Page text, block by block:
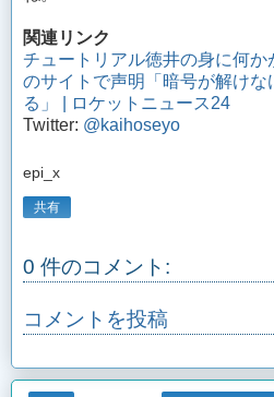
関連リンク
チュートリアル徳井の身に何
のサイトで声明「暗号が解け
る」 | ロケットニュース24
Twitter: @kaihoseyo
epi_x
共有
0 件のコメント:
コメントを投稿